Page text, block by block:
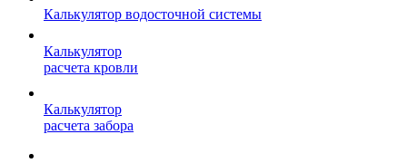
Калькулятор водосточной системы
Калькулятор
расчета кровли
Калькулятор
расчета забора